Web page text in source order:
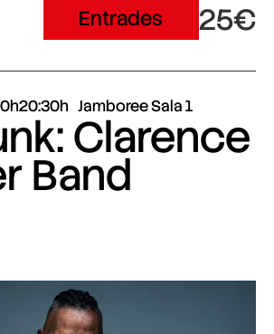
Entrades 25€
20:30h Jamboree Sala 1
Clarence
Band